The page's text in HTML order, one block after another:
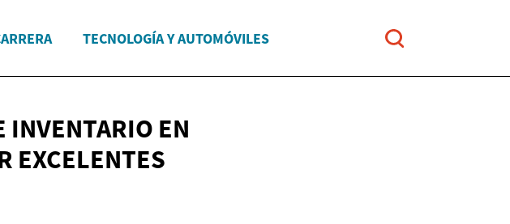
TECNOLOGÍA Y AUTOMÓVILES
INVENTARIO EN
EXCELENTES